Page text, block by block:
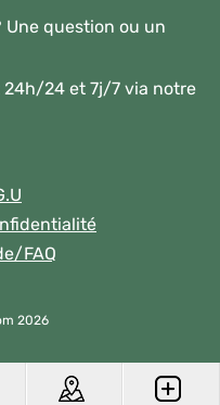
Une question ou un
24 et 7j/7 via notre
FAQ
2026